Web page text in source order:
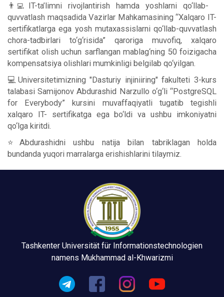
👨‍💻IT-ta’limni rivojlantirish hamda yoshlarni qo‘llab-
quvvatlash maqsadida Vazirlar Mahkamasining “Xalqaro IT-
sertifikatlarga ega yosh mutaxassislarni qo‘llab-quvvatlash
chora-tadbirlari to‘g‘risida” qaroriga muvofiq, xalqaro
sertifikat olish uchun sarflangan mablag‘ning 50 foizigacha
kompensatsiya olishlari mumkinligi belgilab qo‘yilgan.
💻Universitetimizning "Dasturiy injiniiring" fakulteti 3-kurs
talabasi Samijonov Abdurashid Narzullo o‘g‘li “PostgreSQL
for Everybody” kursini muvaffaqiyatli tugatib tegishli
xalqaro IT- sertifikatga ega bo‘ldi va ushbu imkoniyatni
qo‘lga kiritdi.
⭐️Abdurashidni ushbu natija bilan tabriklagan holda
bundanda yuqori marralarga erishishlarini tilaymiz.
Tashkenter Universität für Informationstechnologien
namens Mukhammad al-Khwarizmi